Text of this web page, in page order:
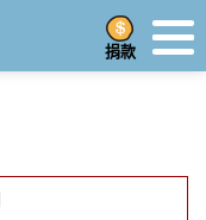
捐款